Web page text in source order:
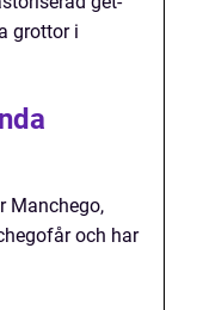
grottor i
Manchego,
och har